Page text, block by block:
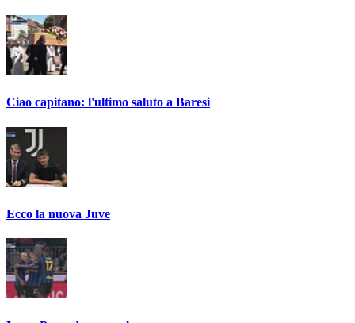
Ciao capitano: l'ultimo saluto a Baresi
Ecco la nuova Juve